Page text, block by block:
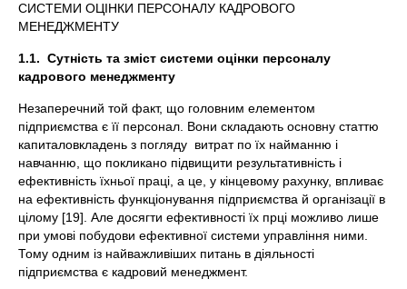
СИСТЕМИ ОЦІНКИ ПЕРСОНАЛУ КАДРОВОГО
МЕНЕДЖМЕНТУ
1.1. Сутність та зміст системи оцінки персоналу
кадрового менеджменту
Незаперечний той факт, що головним елементом
підприємства є її персонал. Вони складають основну статтю
капиталовкладень з погляду витрат по їх найманню і
навчанню, що покликано підвищити результативність і
ефективність їхньої праці, а це, у кінцевому рахунку, впливає
на ефективність функціонування підприємства й організації в
цілому [19]. Але досягти ефективності їх прці можливо лише
при умові побудови ефективної системи управління ними.
Тому одним із найважливіших питань в діяльності
підприємства є кадровий менеджмент.